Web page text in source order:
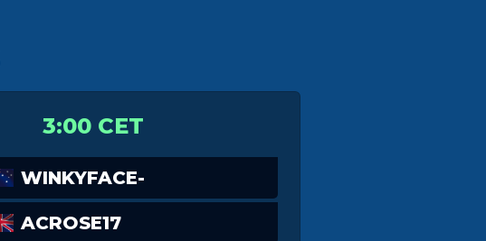
3:00 CET
WINKYFACE-
ACROSE17